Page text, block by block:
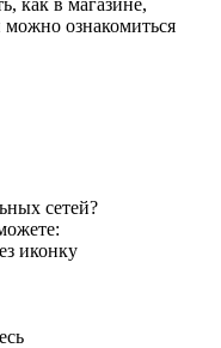
как в магазине,
ознакомиться
сетей?
иконку